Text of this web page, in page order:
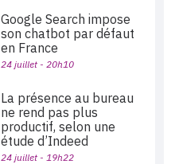
Google Search impose
son chatbot par défaut
en France
24 juillet - 20h10
La présence au bureau
ne rend pas plus
productif, selon une
étude d’Indeed
24 juillet - 19h22